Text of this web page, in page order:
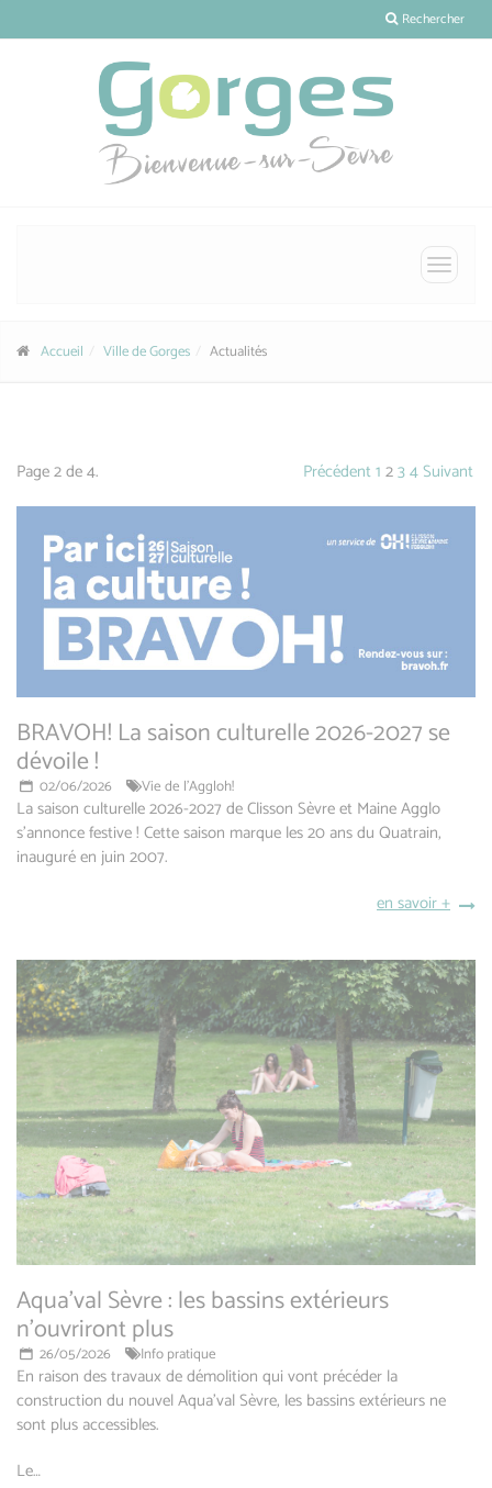
Rechercher
Toggle
Accueil Ville de Gorges Actualités
Page 2 de 4. Précédent1 234Suivant
BRAVOH! La saison culturelle 2026-2027 se
dévoile !
02/06/2026 Vie de l'Aggloh!
La saison culturelle 2026-2027 de Clisson Sèvre et Maine Agglo
s’annonce festive ! Cette saison marque les 20 ans du Quatrain,
inauguré en juin 2007.
en savoir +
Aqua'val Sèvre : les bassins extérieurs
n'ouvriront plus
26/05/2026 Info pratique
En raison des travaux de démolition qui vont précéder la
construction du nouvel Aqua'val Sèvre, les bassins extérieurs ne
sont plus accessibles.
Le…